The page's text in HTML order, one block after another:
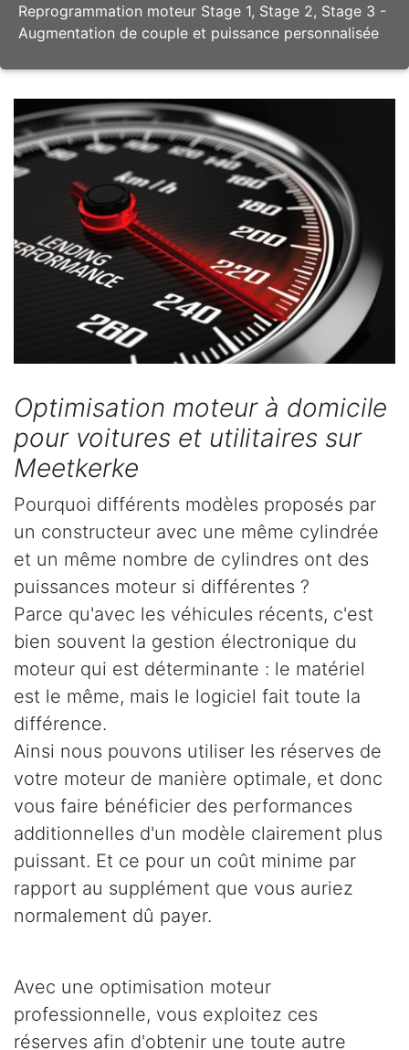
Reprogrammation moteur Stage 1, Stage 2, Stage 3 -
Augmentation de couple et puissance personnalisée
Optimisation moteur à domicile
pour voitures et utilitaires sur
Meetkerke
Pourquoi différents modèles proposés par
un constructeur avec une même cylindrée
et un même nombre de cylindres ont des
puissances moteur si différentes ?
Parce qu'avec les véhicules récents, c'est
bien souvent la gestion électronique du
moteur qui est déterminante : le matériel
est le même, mais le logiciel fait toute la
différence.
Ainsi nous pouvons utiliser les réserves de
votre moteur de manière optimale, et donc
vous faire bénéficier des performances
additionnelles d'un modèle clairement plus
puissant. Et ce pour un coût minime par
rapport au supplément que vous auriez
normalement dû payer.
Avec une optimisation moteur
professionnelle, vous exploitez ces
réserves afin d'obtenir une toute autre